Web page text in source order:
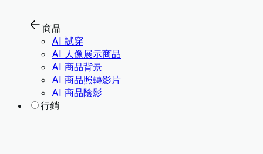
商品
AI 試穿
AI 人像展示商品
AI 商品背景
AI 商品照轉影片
AI 商品陰影
行銷